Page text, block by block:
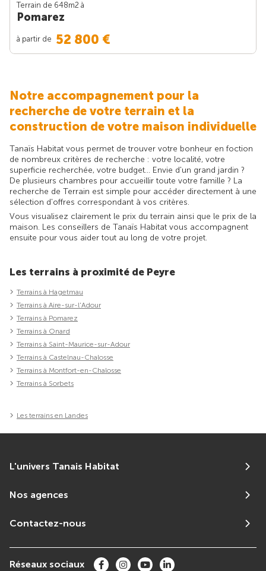
Terrain de 648m2 à
Pomarez
à partir de 52 800 €
Notre accompagnement pour la
recherche de votre terrain et la
construction de votre maison individuelle
Tanaïs Habitat vous permet de trouver votre bonheur en foction
de nombreux critères de recherche : votre localité, votre
superficie recherchée, votre budget... Envie d'un grand jardin ?
De plusieurs chambres pour accueillir toute votre famille ? La
recherche de Terrain est simple pour accéder directement à une
sélection d'offres correspondant à vos critères.
Vous visualisez clairement le prix du terrain ainsi que le prix de la
maison. Les conseillers de Tanaïs Habitat vous accompagnent
ensuite pour vous aider tout au long de votre projet.
Les terrains à proximité de Peyre
Terrains à Hagetmau
Terrains à Aire-sur-l'Adour
Terrains à Pomarez
Terrains à Onard
Terrains à Saint-Maurice-sur-Adour
Terrains à Castelnau-Chalosse
Terrains à Montfort-en-Chalosse
Terrains à Sorbets
Les terrains en Landes
L'univers Tanais Habitat
Nos agences
Contactez-nous
Réseaux sociaux